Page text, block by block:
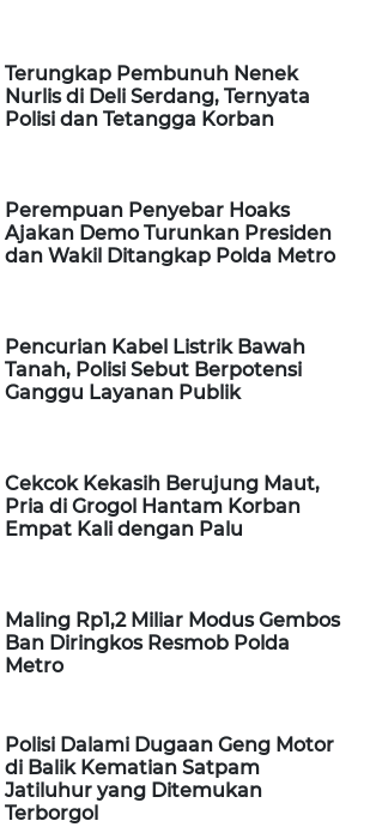
Terungkap Pembunuh Nenek
Nurlis di Deli Serdang, Ternyata
Polisi dan Tetangga Korban
Perempuan Penyebar Hoaks
Ajakan Demo Turunkan Presiden
dan Wakil Ditangkap Polda Metro
Pencurian Kabel Listrik Bawah
Tanah, Polisi Sebut Berpotensi
Ganggu Layanan Publik
Cekcok Kekasih Berujung Maut,
Pria di Grogol Hantam Korban
Empat Kali dengan Palu
Maling Rp1,2 Miliar Modus Gembos
Ban Diringkos Resmob Polda
Metro
Polisi Dalami Dugaan Geng Motor
di Balik Kematian Satpam
Jatiluhur yang Ditemukan
Terborgol